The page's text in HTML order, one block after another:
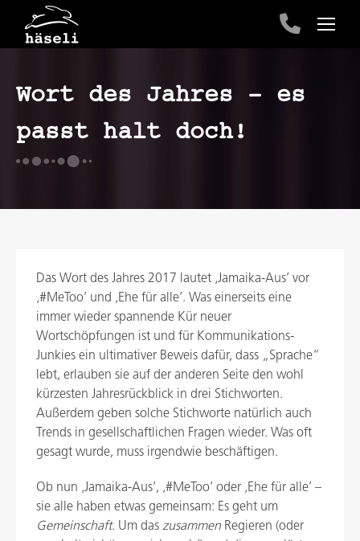
Wort des Jahres – es
passt halt doch!
Das Wort des Jahres 2017 lautet ‚Jamaika-Aus’ vor
‚#MeToo’ und ‚Ehe für alle’. Was einerseits eine
immer wieder spannende Kür neuer
Wortschöpfungen ist und für Kommunikations-
Junkies ein ultimativer Beweis dafür, dass „Sprache“
lebt, erlauben sie auf der anderen Seite den wohl
kürzesten Jahresrückblick in drei Stichworten.
Außerdem geben solche Stichworte natürlich auch
Trends in gesellschaftlichen Fragen wieder. Was oft
gesagt wurde, muss irgendwie beschäftigen.
Ob nun ‚Jamaika-Aus’, ‚#MeToo’ oder ‚Ehe für alle’ –
sie alle haben etwas gemeinsam: Es geht um
Gemeinschaft. Um das zusammen Regieren (oder